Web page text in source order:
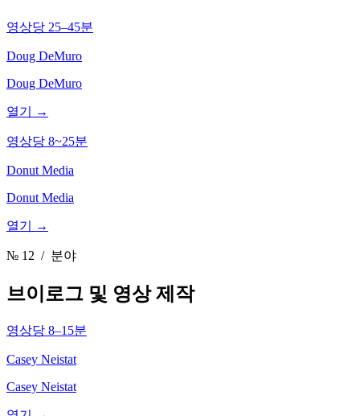
영상당 25–45분
Doug DeMuro
Doug DeMuro
열기 →
영상당 8~25분
Donut Media
Donut Media
열기 →
№ 12 / 분야
브이로그 및 영상 제작
영상당 8–15분
Casey Neistat
Casey Neistat